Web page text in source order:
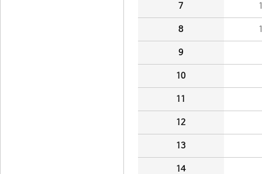
7
8
9
10
11
12
13
14